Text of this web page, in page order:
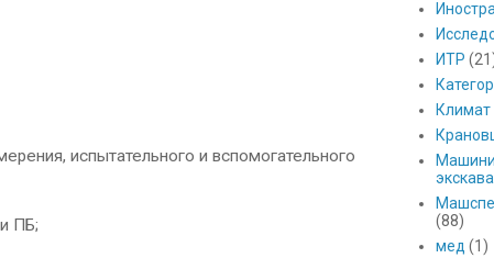
испытательного и вспомогательного
ПБ;
ИТР
Климат
(88)
мед (1)